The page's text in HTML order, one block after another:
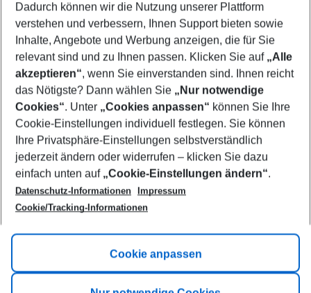
Who will travel
2 adults No children
Show more filter
Footer
Footer navigation
Title A
Link A
Dadurch können wir die Nutzung unserer Plattform
verstehen und verbessern, Ihnen Support bieten sowie
Inhalte, Angebote und Werbung anzeigen, die für Sie
relevant sind und zu Ihnen passen. Klicken Sie auf „Alle
akzeptieren“, wenn Sie einverstanden sind. Ihnen reicht
das Nötigste? Dann wählen Sie „Nur notwendige
Cookies“. Unter „Cookies anpassen“ können Sie Ihre
Cookie-Einstellungen individuell festlegen. Sie können
Ihre Privatsphäre-Einstellungen selbstverständlich
jederzeit ändern oder widerrufen – klicken Sie dazu
einfach unten auf „Cookie-Einstellungen ändern“.
Datenschutz-Informationen
Impressum
Cookie/Tracking-Informationen
Cookie anpassen